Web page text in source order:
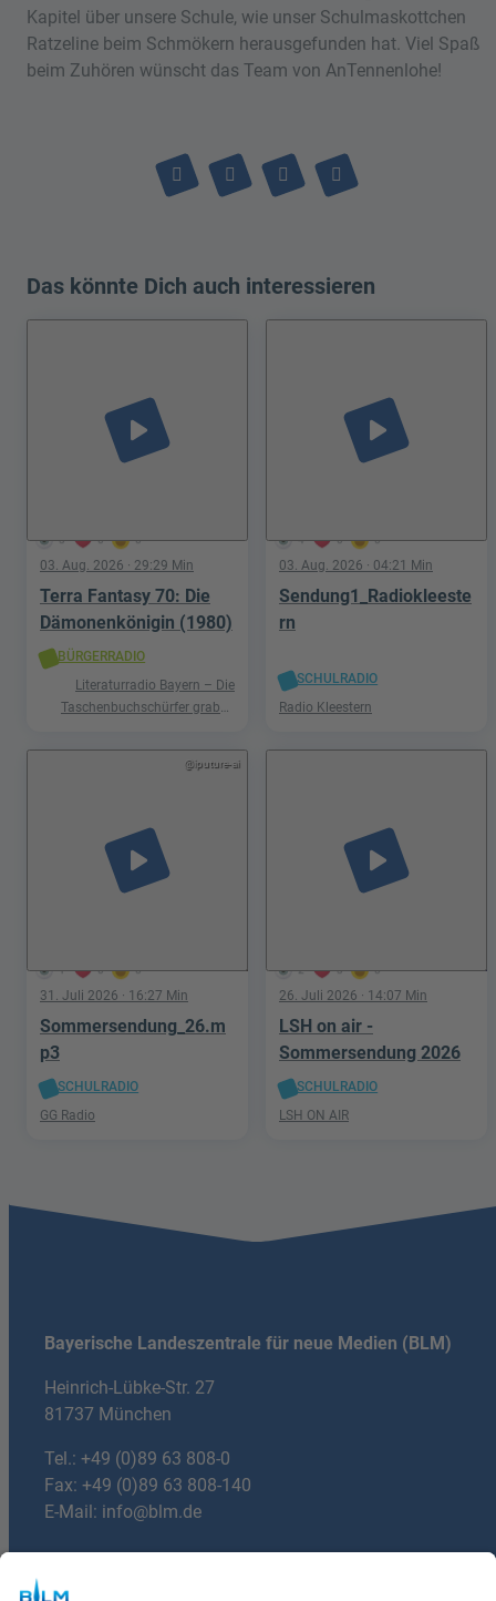
Kapitel über unsere Schule, wie unser Schulmaskottchen
Ratzeline beim Schmökern herausgefunden hat. Viel Spaß
beim Zuhören wünscht das Team von AnTennenlohe!
Das könnte Dich auch interessieren
3 0 0
play_arrow
03. Aug. 2026 · 29:29 Min
Terra Fantasy 70: Die
Dämonenkönigin (1980)
BÜRGERRADIO
Literaturradio Bayern – Die
Taschenbuchschürfer graben
Phantastik
4 0 0
play_arrow
03. Aug. 2026 · 04:21 Min
Sendung1_Radiokleeste
rn
SCHULRADIO
Radio Kleestern
@iputure-ai
1 0 0
play_arrow
31. Juli 2026 · 16:27 Min
Sommersendung_26.m
p3
SCHULRADIO
GG Radio
2 3 0
play_arrow
26. Juli 2026 · 14:07 Min
LSH on air -
Sommersendung 2026
SCHULRADIO
LSH ON AIR
Bayerische Landeszentrale für neue Medien (BLM)
Heinrich-Lübke-Str. 27
81737 München
Tel.: +49 (0)89 63 808-0
Fax: +49 (0)89 63 808-140
E-Mail: info@blm.de